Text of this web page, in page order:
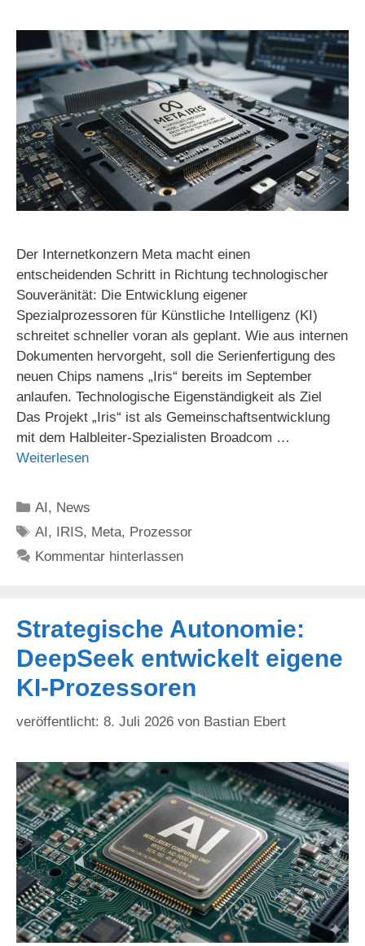
Der Internetkonzern Meta macht einen
entscheidenden Schritt in Richtung technologischer
Souveränität: Die Entwicklung eigener
Spezialprozessoren für Künstliche Intelligenz (KI)
schreitet schneller voran als geplant. Wie aus internen
Dokumenten hervorgeht, soll die Serienfertigung des
neuen Chips namens „Iris“ bereits im September
anlaufen. Technologische Eigenständigkeit als Ziel
Das Projekt „Iris“ ist als Gemeinschaftsentwicklung
mit dem Halbleiter-Spezialisten Broadcom …
Weiterlesen
Kategorien
AI , News
Schlagwörter
AI , IRIS, Meta, Prozessor
Kommentar hinterlassen
Strategische Autonomie:
DeepSeek entwickelt eigene
KI-Prozessoren
8. Juli 2026 von Bastian Ebert